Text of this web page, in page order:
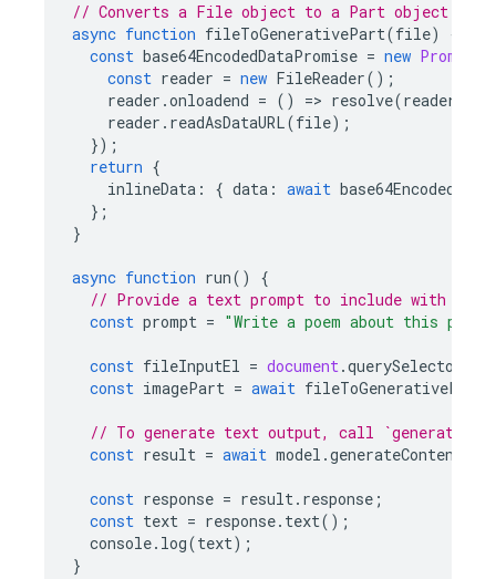
// Converts a File object to a Part object.
async function fileToGenerativePart(file)
{
const base64EncodedDataPromise = new Promise
const reader = new FileReader();
reader .onloadend = () => resolve(reader
reader . readAsDataURL(file);
});
return {
inlineData : { data : await
};
}
async function run()
{
// Provide a text prompt to include with the
const prompt = "Write a poem about this
const fileInputEl = document.querySelector
const imagePart = await fileToGenerativePart
// To generate text output, call
const result = await model .generateContent
const response = result. response ;
const text = response. text();
console. log(text);
}